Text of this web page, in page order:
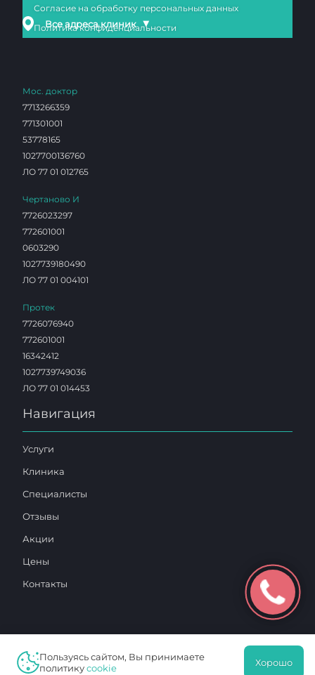
Все адреса клиник ▼
Согласие на обработку персональных данных
Политика конфиденциальности
Мос. доктор
7713266359
771301001
53778165
1027700136760
ЛО 77 01 012765
Чертаново И
7726023297
772601001
0603290
1027739180490
ЛО 77 01 004101
Протек
7726076940
772601001
16342412
1027739749036
ЛО 77 01 014453
Навигация
Услуги
Клиника
Специалисты
Отзывы
Акции
Цены
Контакты
2025 © «Московский Доктор»
Пользуясь сайтом, Вы принимаете
политикуcookie Хорошо